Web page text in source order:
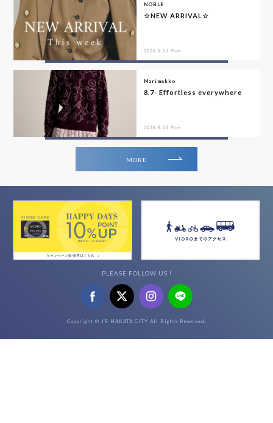
NOBLE
☆NEW ARRIVAL☆
2026.8.03 Mon
Marimekko
8.7- Effortless everywhere
2026.8.03 Mon
MORE
PLEASE FOLLOW US !
Copyright © JR HAKATA CITY All Rights Reserved.